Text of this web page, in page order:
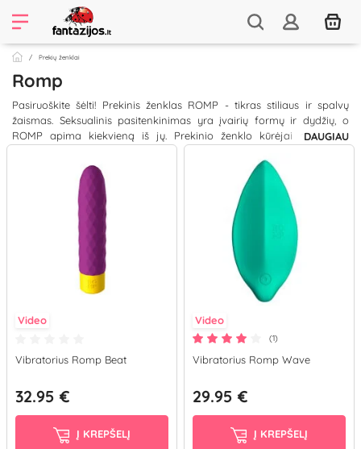
Prekių ženklai
Romp
Pasiruoškite šėlti! Prekinis ženklas ROMP - tikras stiliaus ir spalvų
žaismas. Seksualinis pasitenkinimas yra įvairių formų ir dydžių, o
ROMP apima kiekvieną iš jų. Prekinio ženklo kūrėjai sako, jog
padarydami sekso žaislus prieinamus visiems, jie padeda žmonėms
pasitikėti savo smalsumu.
ROMP produktai yra kruopščiai suprojektuoti taip, kad atitiktų
aukščiausius standartus, išlaikant linksmą ir šviežią atmosferą. Kodėl
verta rinktis ROMP? Kokybė ir technologijos perimtos iš
lyderiaujančių sekso žaislų gamintojų, oro pulsacijos technologija iš
Womanizer. ROMP produktai tikrai išsiskiria savo dailiais dizainais ir
spalvu žaismu. Šis prekinis ženklas gamina žaisliukus moterims,
vyrams ir poroms, todėl išsirinks kiekvienas.
DAUGIAU
Video
Vibratorius Romp Beat
32.95 €
Į KREPŠELĮ
Video
(1)
Vibratorius Romp Wave
29.95 €
Į KREPŠELĮ